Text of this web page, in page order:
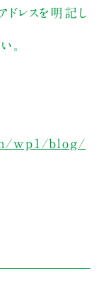
レスを明記し
。
wp1/blog/